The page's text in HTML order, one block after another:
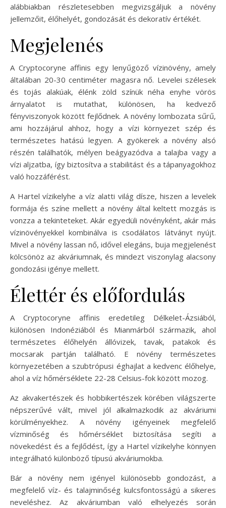
alábbiakban részletesebben megvizsgáljuk a növény
jellemzőit, élőhelyét, gondozását és dekoratív értékét.
Megjelenés
A Cryptocoryne affinis egy lenyűgöző vízinövény, amely
általában 20-30 centiméter magasra nő. Levelei szélesek
és tojás alakúak, élénk zöld színük néha enyhe vörös
árnyalatot is mutathat, különösen, ha kedvező
fényviszonyok között fejlődnek. A növény lombozata sűrű,
ami hozzájárul ahhoz, hogy a vízi környezet szép és
természetes hatású legyen. A gyökerek a növény alsó
részén találhatók, mélyen beágyazódva a talajba vagy a
vízi aljzatba, így biztosítva a stabilitást és a tápanyagokhoz
való hozzáférést.
A Hartel vízikelyhe a víz alatti világ dísze, hiszen a levelek
formája és színe mellett a növény által keltett mozgás is
vonzza a tekinteteket. Akár egyedüli növényként, akár más
vízinövényekkel kombinálva is csodálatos látványt nyújt.
Mivel a növény lassan nő, idővel elegáns, buja megjelenést
kölcsönöz az akváriumnak, és mindezt viszonylag alacsony
gondozási igénye mellett.
Élettér és előfordulás
A Cryptocoryne affinis eredetileg Délkelet-Ázsiából,
különösen Indonéziából és Mianmárból származik, ahol
természetes élőhelyén állóvizek, tavak, patakok és
mocsarak partján található. E növény természetes
környezetében a szubtrópusi éghajlat a kedvenc élőhelye,
ahol a víz hőmérséklete 22-28 Celsius-fok között mozog.
Az akvakertészek és hobbikertészek körében világszerte
népszerűvé vált, mivel jól alkalmazkodik az akváriumi
körülményekhez. A növény igényeinek megfelelő
vízminőség és hőmérséklet biztosítása segíti a
növekedést és a fejlődést, így a Hartel vízikelyhe könnyen
integrálható különböző típusú akváriumokba.
Bár a növény nem igényel különösebb gondozást, a
megfelelő víz- és talajminőség kulcsfontosságú a sikeres
neveléshez. Az akváriumban való elhelyezés során